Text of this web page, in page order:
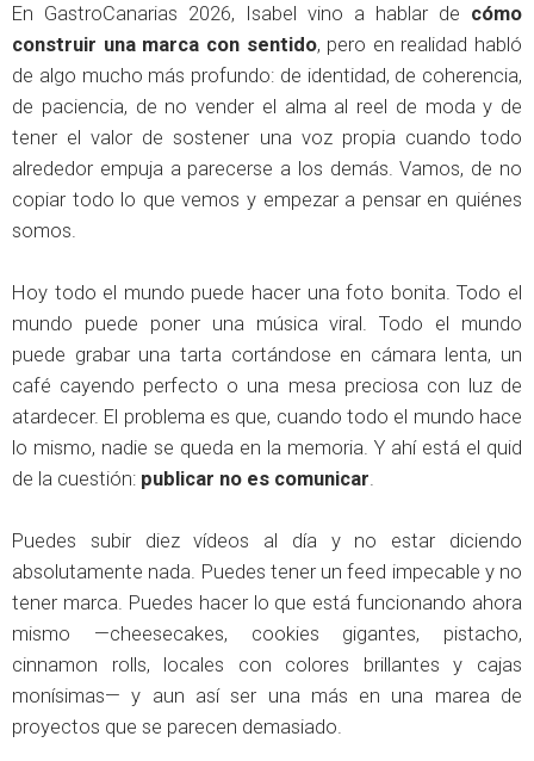
En GastroCanarias 2026, Isabel vino a hablar de cómo
construir una marca con sentido, pero en realidad habló
de algo mucho más profundo: de identidad, de coherencia,
de paciencia, de no vender el alma al reel de moda y de
tener el valor de sostener una voz propia cuando todo
alrededor empuja a parecerse a los demás. Vamos, de no
copiar todo lo que vemos y empezar a pensar en quiénes
somos.
Hoy todo el mundo puede hacer una foto bonita. Todo el
mundo puede poner una música viral. Todo el mundo
puede grabar una tarta cortándose en cámara lenta, un
café cayendo perfecto o una mesa preciosa con luz de
atardecer. El problema es que, cuando todo el mundo hace
lo mismo, nadie se queda en la memoria. Y ahí está el quid
de la cuestión: publicar no es comunicar.
Puedes subir diez vídeos al día y no estar diciendo
absolutamente nada. Puedes tener un feed impecable y no
tener marca. Puedes hacer lo que está funcionando ahora
mismo —cheesecakes, cookies gigantes, pistacho,
cinnamon rolls, locales con colores brillantes y cajas
monísimas— y aun así ser una más en una marea de
proyectos que se parecen demasiado.